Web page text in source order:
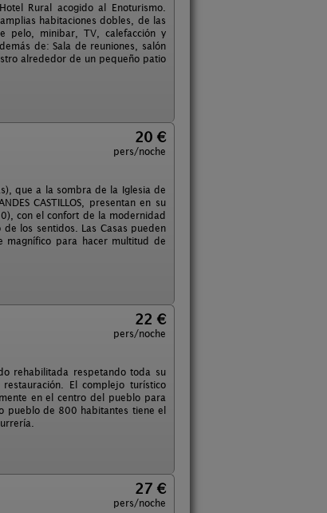
Rural acogido al Enoturismo.
habitaciones dobles, de las
pelo, minibar, TV, calefacción y
de: Sala de reuniones, salón
alrededor de un pequeño patio
20 €
pers/noche
que a la sombra de la Iglesia de
CASTILLOS, presentan en su
con el confort de la modernidad
los sentidos. Las Casas pueden
magnífico para hacer multitud de
22 €
pers/noche
rehabilitada respetando toda su
El complejo turístico
en el centro del pueblo para
pueblo de 800 habitantes tiene el
27 €
pers/noche